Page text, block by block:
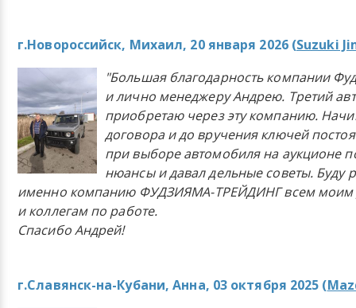
г.Новороссийск, Михаил, 20 января 2026 (Suzuki
"Большая благодарность компании
и лично менеджеру Андрею. Третий
приобретаю через эту компанию.
договора и до вручения ключей
при выборе автомобиля на аукционе
нюансы и давал дельные советы. Буду
именно компанию ФУДЗИЯМА-ТРЕЙДИНГ всем моим
и коллегам по работе.
Спасибо Андрей!
г.Славянск-на-Кубани, Анна, 03 октября 2025 (